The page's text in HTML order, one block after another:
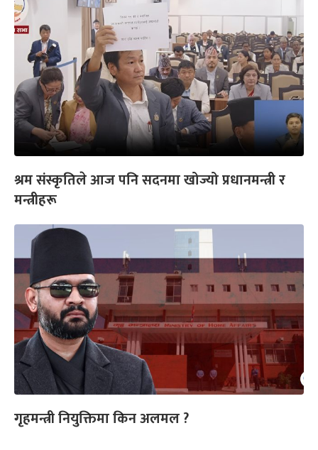
श्रम संस्कृतिले आज पनि सदनमा खोज्यो प्रधानमन्त्री र
मन्त्रीहरू
गृहमन्त्री नियुक्तिमा किन अलमल ?